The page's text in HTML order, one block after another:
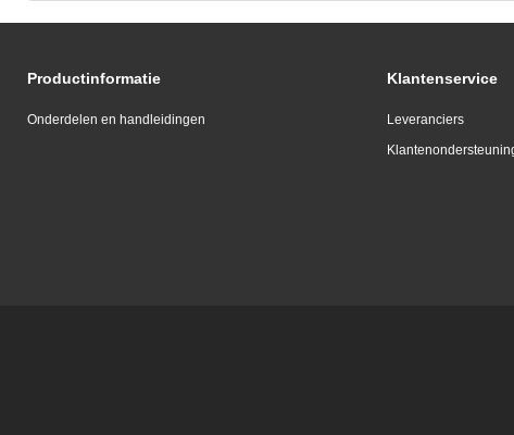
Productinformatie
Onderdelen en handleidingen
Klantenservice
Leveranciers